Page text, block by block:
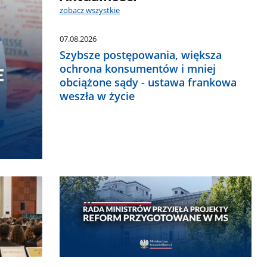
zobacz wszystkie
07.08.2026
Szybsze postępowania, większa
ochrona konsumentów i mniej
obciążone sądy - ustawa frankowa
weszła w życie